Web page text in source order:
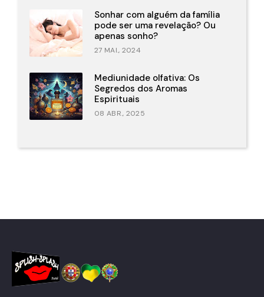
Sonhar com alguém da família
pode ser uma revelação? Ou
apenas sonho?
27 MAI., 2024
Mediunidade olfativa: Os
Segredos dos Aromas
Espirituais
08 ABR., 2025